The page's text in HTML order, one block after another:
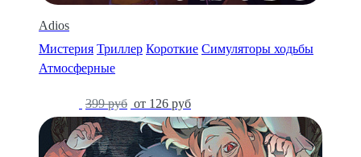
Adios
Мистерия Триллер Короткие Симуляторы ходьбы
Атмосферные
399 руб от 126 руб